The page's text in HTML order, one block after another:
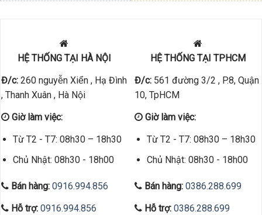
HỆ THỐNG TẠI HÀ NỘI
Đ/c:260 nguyễn Xiển , Hạ Đình
, Thanh Xuân , Hà Nội
Giờ làm việc:
Từ T2 - T7: 08h30 – 18h30
Chủ Nhật: 08h30 - 18h00
Bán hàng: 0916.994.856
Hỗ trợ: 0916.994.856
HỆ THỐNG TẠI TPHCM
Đ/c:561 đường 3/2 , P.8, Quận
10, TpHCM
Giờ làm việc:
Từ T2 - T7: 08h30 – 18h30
Chủ Nhật: 08h30 - 18h00
Bán hàng: 0386.288.699
Hỗ trợ: 0386.288.699